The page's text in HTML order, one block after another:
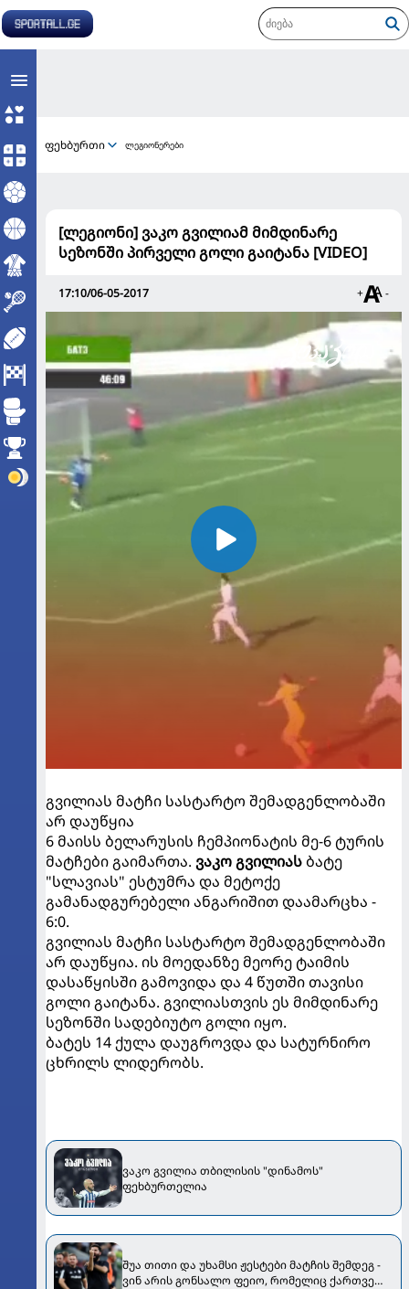
ფეხბურთი ლეგიონერები
[ლეგიონი] ვაკო გვილიამ მიმდინარე
სეზონში პირველი გოლი გაიტანა [VIDEO]
17:10/06-05-2017 + -
გვილიას მატჩი სასტარტო შემადგენლობაში
არ დაუწყია
6 მაისს ბელარუსის ჩემპიონატის მე-6 ტურის
მატჩები გაიმართა. ვაკო გვილიასბატე
"სლავიას" ესტუმრა და მეტოქე
გამანადგურებელი ანგარიშით დაამარცხა -
6:0.
გვილიას მატჩი სასტარტო შემადგენლობაში
არ დაუწყია. ის მოედანზე მეორე ტაიმის
დასაწყისში გამოვიდა და 4 წუთში თავისი
გოლი გაიტანა. გვილიასთვის ეს მიმდინარე
სეზონში სადებიუტო გოლი იყო.
ბატეს 14 ქულა დაუგროვდა და სატურნირო
ცხრილს ლიდერობს.
ვაკო გვილია თბილისის "დინამოს"
ფეხბურთელია
შუა თითი და უხამსი ჟესტები მატჩის შემდეგ -
ვინ არის გონსალო ფეიო, რომელიც ქართველ